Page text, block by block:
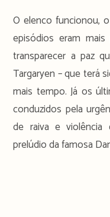
O elenco funcionou,
episódios eram
transparecer a paz
Targaryen – que terá
mais tempo. Já os
conduzidos pela
de raiva e violência
prelúdio da famosa